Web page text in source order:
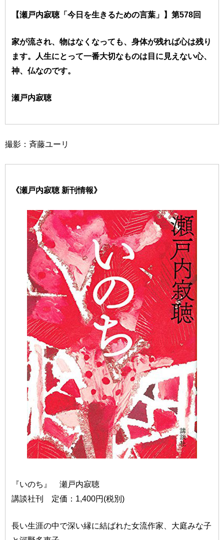
【瀬戸内寂聴「今日を生きるための言葉」】第578回
家が流され、物はなくなっても、身体が残れば心は残り
ます。人生にとって一番大切なものは目に見えない心、
神、仏なのです。
瀬戸内寂聴
撮影：斉藤ユーリ
《瀬戸内寂聴 新刊情報》
『いのち』 瀬戸内寂聴
講談社刊 定価：1,400円(税別)
長い生涯の中で深い縁に結ばれた女流作家、大庭みな子